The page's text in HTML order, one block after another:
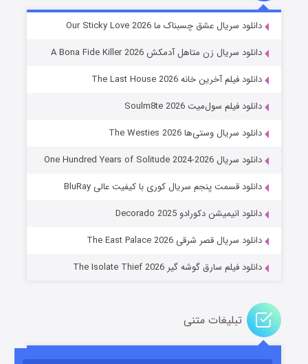
شوهر
عملیات آپارتمان
قسمت۲ (زیرنویس) منتشر شد
دانلود سریال عشق چسبناک ما Our Sticky Love 2026
دانلود سریال زن متاهل آدمکش A Bona Fide Killer 2026
دانلود فیلم آخرین خانه The Last House 2026
دانلود فیلم سول‌میت Soulm8te 2026
دانلود سریال وستی‌ها The Westies 2026
دانلود سریال One Hundred Years of Solitude 2024-2026
دانلود قسمت پنجم سریال کوری با کیفیت عالی BluRay
دانلود انیمیشن دکورادو Decorado 2025
دانلود سریال قصر شرقی The East Palace 2026
دانلود فیلم سارق گوشه گیر The Isolate Thief 2026
تبلیغات متنی